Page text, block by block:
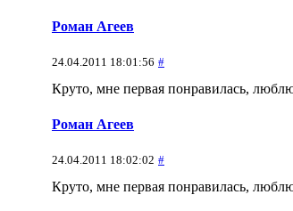
Роман Агеев
24.04.2011 18:01:56 #
Круто, мне первая понравилась,
Роман Агеев
24.04.2011 18:02:02 #
Круто, мне первая понравилась,